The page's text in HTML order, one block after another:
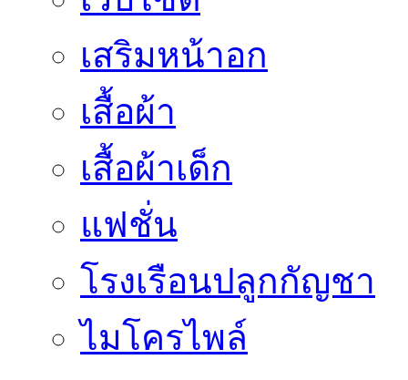
เสริมหน้าอก
เสื้อผ้า
เสื้อผ้าเด็ก
แฟชั่น
โรงเรือนปลูกกัญชา
ไมโครไพล์